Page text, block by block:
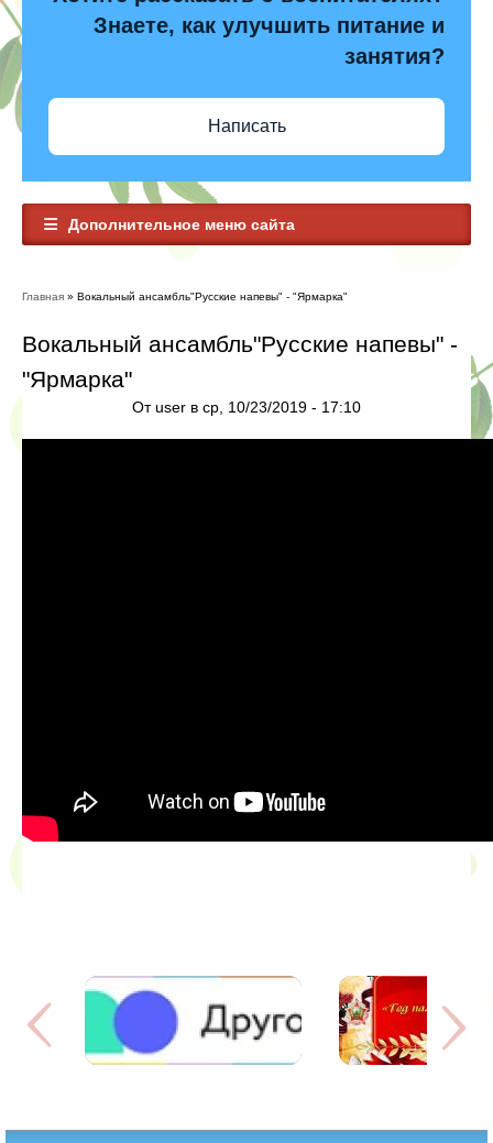
Знаете, как улучшить питание и
занятия?
Написать
Дополнительное меню сайта
Главная » Вокальный ансамбль"Русские напевы" - "Ярмарка"
Вокальный ансамбль"Русские напевы" -
"Ярмарка"
Отuser в ср, 10/23/2019 - 17:10